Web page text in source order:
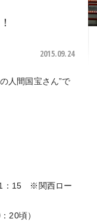
2015.09.24
人間国宝さん”で
：15 ※関西ロー
頃）